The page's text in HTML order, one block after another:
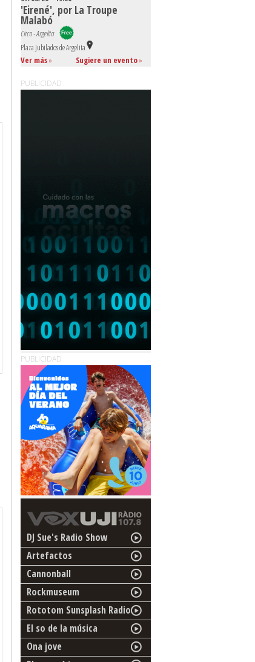
'Eirené', por La Troupe
Malabó
Circo - Argelita
Plaza Jubilados de Argelita
Ver más» Sugiere un evento»
PUBLICIDAD
PUBLICIDAD
DJ Sue's Radio Show
Artefactos
Cannonball
Rockmuseum
Rototom Sunsplash Radio
El so de la música
Ona jove